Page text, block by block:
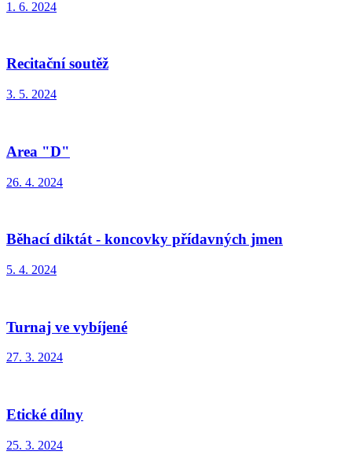
1. 6. 2024
Recitační soutěž
3. 5. 2024
Area "D"
26. 4. 2024
Běhací diktát - koncovky přídavných jmen
5. 4. 2024
Turnaj ve vybíjené
27. 3. 2024
Etické dílny
25. 3. 2024